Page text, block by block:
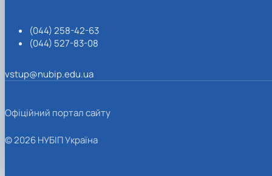
(044) 258-42-63
(044) 527-83-08
vstup@nubip.edu.ua
Офіційний портал сайту
© 2026 НУБІП Україна